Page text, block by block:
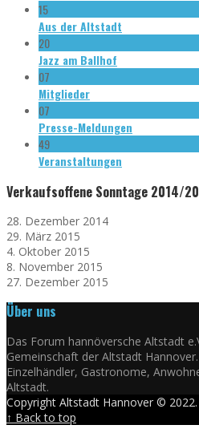
15
Aus der Altstadt
20
Jazz am Ballhof
07
Mitglieder
07
Presse-Meldungen
49
Veranstaltungen
Verkaufsoffene Sonntage 2014/
28. Dezember 2014
29. März 2015
4. Oktober 2015
8. November 2015
27. Dezember 2015
Über uns
Das Forum hannöversche Altstadt
Gemeinschaft der Altstadt
Einzelhändler, Gastronome,
Altstadt.
Copyright Altstadt Hannover ©
↑ Back to top